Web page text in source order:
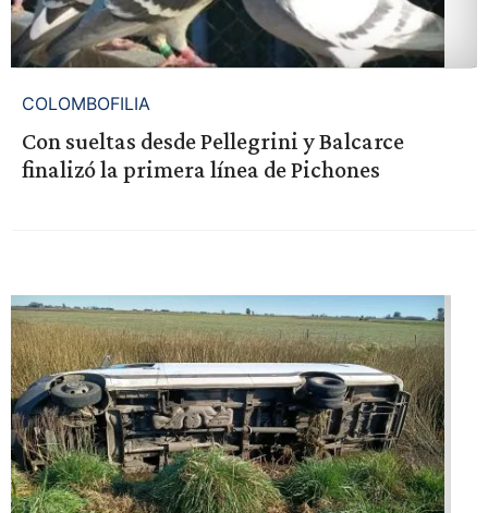
COLOMBOFILIA
Con sueltas desde Pellegrini y Balcarce
finalizó la primera línea de Pichones